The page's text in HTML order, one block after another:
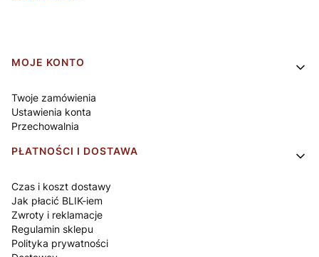
Linki w stopce
MOJE KONTO
Twoje zamówienia
Ustawienia konta
Przechowalnia
PŁATNOŚCI I DOSTAWA
Czas i koszt dostawy
Jak płacić BLIK-iem
Zwroty i reklamacje
Regulamin sklepu
Polityka prywatności